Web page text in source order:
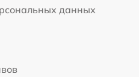
данных